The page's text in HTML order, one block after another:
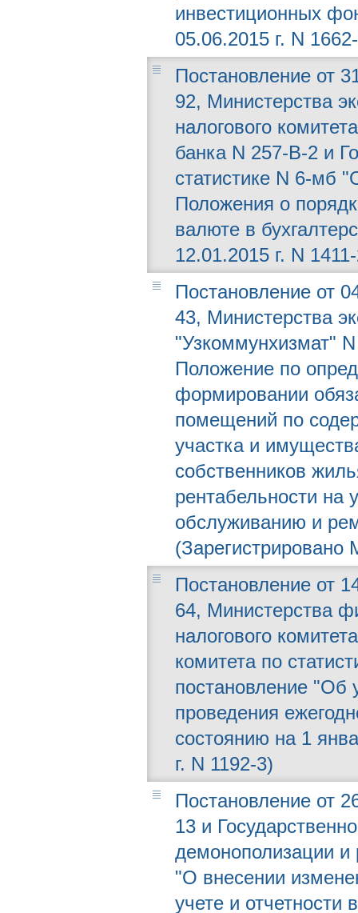
инвестиционных
05.06.2015 г. N
Постановление от
92, Министерства
налогового
банка N 257-В-2 и
статистике N 6-мб
Положения о
валюте в
12.01.2015 г. N
Постановление от
43, Министерства
"Узкоммунхизмат"
Положение по
формировании
помещений по
участка и
собственников
рентабельности на
обслуживанию и
Постановление от
64, Министерства
налогового
комитета по
постановление "Об
проведения
состоянию на 1
г. N 1192-3)
Постановление от
13 и
демонополизации и
"О внесении
учете и отчетности